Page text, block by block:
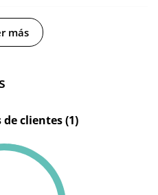
Latetobed
Negro
más
clientes (1)